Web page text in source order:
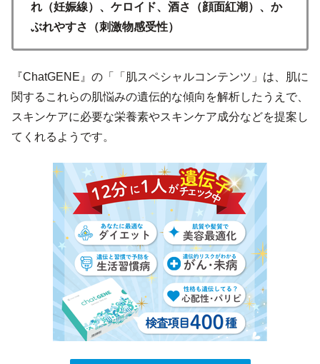
れ（妊娠線）、ケロイド、酒さ（顔面紅潮）、か
ぶれやすさ（刺激物感受性）
『ChatGENE』の「「肌スペシャルコンテンツ」は、肌に
関するこれらの肌悩みの遺伝的な傾向を解析したうえで、
スキンケアに必要な栄養素やスキンケア成分などを提案し
てくれるようです。